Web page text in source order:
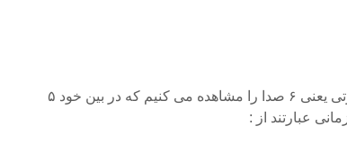
اگر به شکل مقابل توجه کنیم ۶ حادثه صوتی یعنی ۶ صدا را مشاهده می کنیم که در بین خود ۵